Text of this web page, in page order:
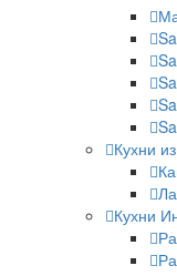
Кухни
Кухни